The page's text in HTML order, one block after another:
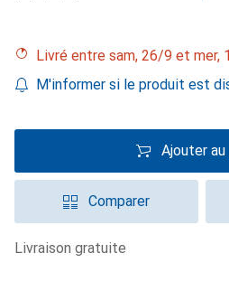
Livré entre sam, 26/9 et mer,
M'informer si le produit est
Ajouter au
Comparer
livraison gratuite